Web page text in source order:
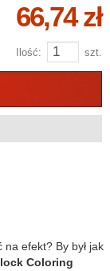
66,74 zł
Ilość: szt.
efekt? By był jak
Coloring